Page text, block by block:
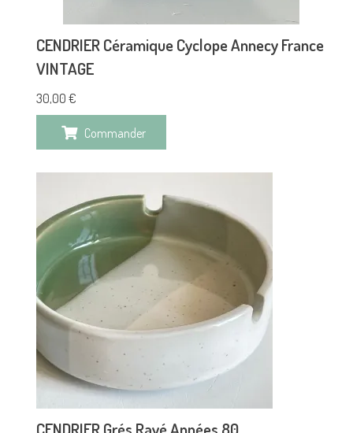
CENDRIER Céramique Cyclope Annecy France
VINTAGE
30,00 €
Commander
CENDRIER Grés Rayé Années 80